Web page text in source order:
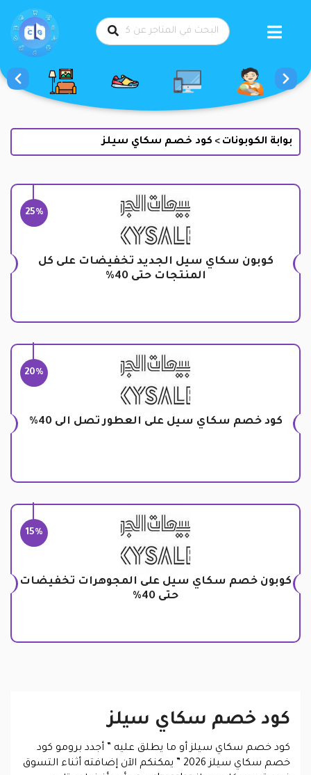
بوابة الكوبونات > كود خصم سكاي سيلز
25%
كوبون سكاي سيل الجديد تخفيضات على كل
المنتجات حتى 40%
20%
كود خصم سكاي سيل على العطور تصل الى 40%
15%
كوبون خصم سكاي سيل على المجوهرات تخفيضات
حتى 40%
كود خصم سكاي سيلز
كود خصم سكاي سيلز أو ما يطلق عليه ” أجدد برومو كود
خصم سكاي سيلز 2026 ” يمكنكم الآن إضافته أثناء التسوق